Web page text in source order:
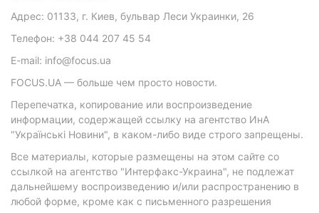
Адрес: 01133, г. Киев, бульвар Леси Украинки, 26
Телефон: +38 044 207 45 54
E-mail: info@focus.ua
FOCUS.UA — больше чем просто новости.
Перепечатка, копирование или воспроизведение
информации, содержащей ссылку на агентство ИнА
"Українські Новини", в каком-либо виде строго запрещены.
Все материалы, которые размещены на этом сайте со
ссылкой на агентство "Интерфакс-Украина", не подлежат
дальнейшему воспроизведению и/или распространению в
любой форме, кроме как с письменного разрешения